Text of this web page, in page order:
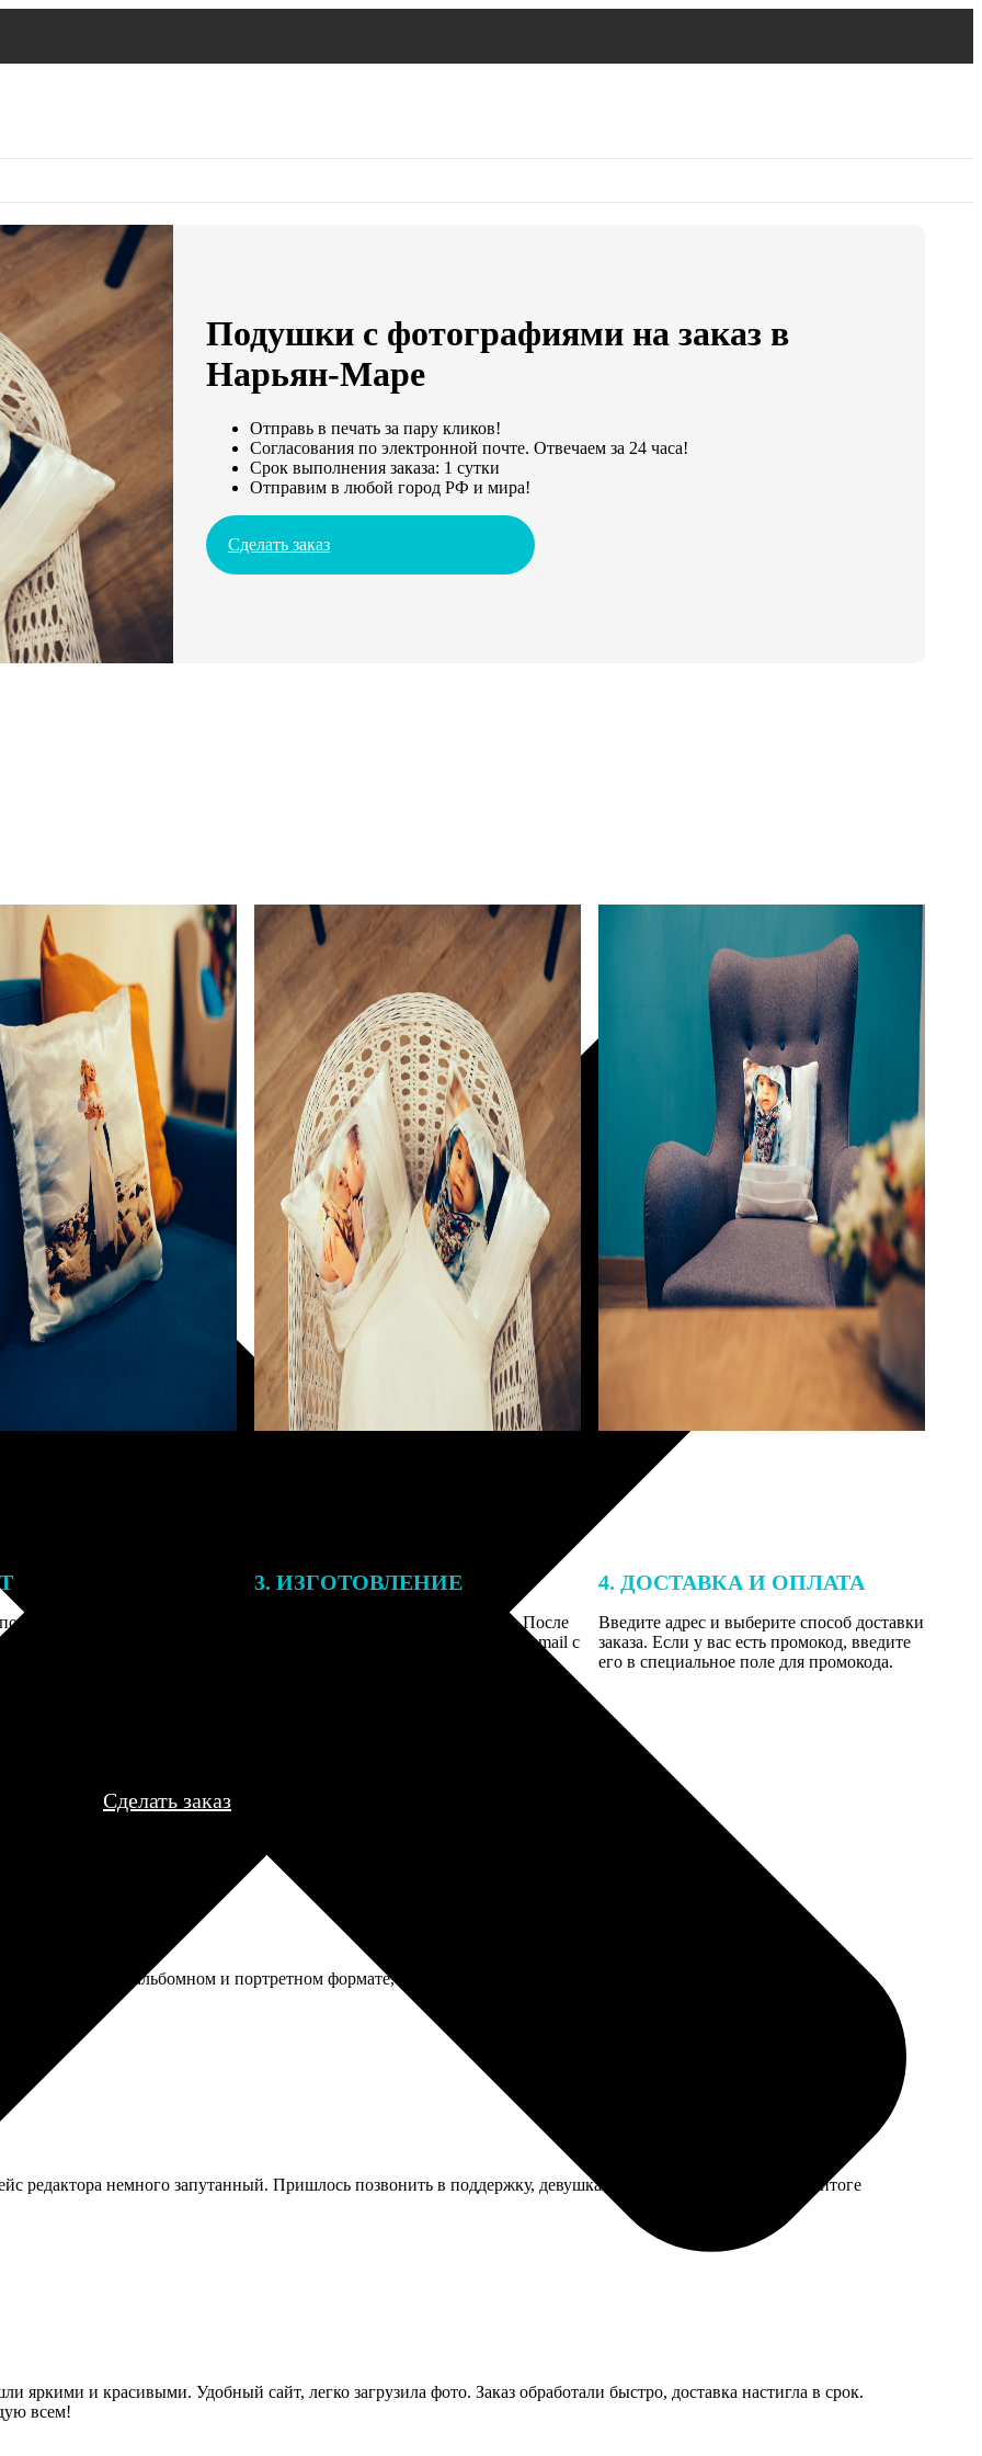
Подушки с фотографиями на заказ в
Нарьян-Маре
Отправь в печать за пару кликов!
Согласования по электронной почте. Отвечаем за 24 часа!
Срок выполнения заказа: 1 сутки
Отправим в любой город РФ и мира!
Сделать заказ
заказа к печати
могут связаться с Вами
телефону или email для
деталей.
3. ИЗГОТОВЛЕНИЕ
Оплатите заказ банковской картой. После
оплаты получите подтверждение на email с
описанием заказа. Когда отправим заказ
4. ДОСТАВКА И ОПЛАТА
Введите адрес и выберите способ доставки
заказа. Если у вас есть промокод, введите
его в специальное поле для промокода.
Сделать заказ
папку с фото в альбомном и портретном формате, а система сама предлагает оптимальные размеры для печати.
редактора немного запутанный. Пришлось позвонить в поддержку, девушка терпеливо всё объяснила. В итоге
яркими и красивыми. Удобный сайт, легко загрузила фото. Заказ обработали быстро, доставка настигла в срок.
всем!